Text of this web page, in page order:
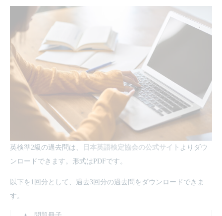
英検準2級の過去問は、 日本英語検定協会の公式サイト よりダウ
ンロードできます。形式はPDFです。
以下を1回分として、過去3回分の過去問をダウンロードできま
す。